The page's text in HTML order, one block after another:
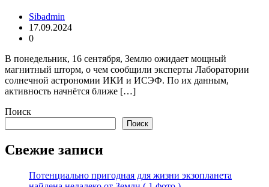
Sibadmin
17.09.2024
0
В понедельник, 16 сентября, Землю ожидает мощный
магнитный шторм, о чем сообщили эксперты Лаборатории
солнечной астрономии ИКИ и ИСЭФ. По их данным,
активность начнётся ближе […]
Поиск
Поиск
Свежие записи
Потенциально пригодная для жизни экзопланета